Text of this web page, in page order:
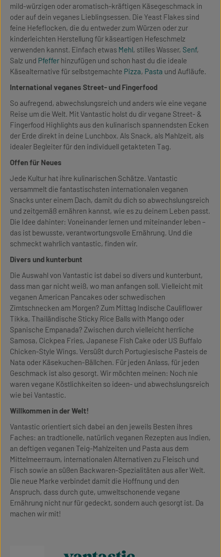
mild-würzigen oder aromatisch-kräftigen Käsegeschmack in
oder auf dein veganes Lieblingsessen. Die Yeast Flakes sind
feine Hefeflocken, die du entweder zum Würzen oder zur
kinderleichten Herstellung für käseartigen Hefeschmelz
verwenden kannst. Einfach etwas Mehl, stilles Wasser, Senf,
Salz und Pfeffer hinzufügen und schon hast du die ideale
Käsealternative für selbstgemachte Pizza, Pasta und Aufläufe.
International veganes Street- und Fingerfood
So aufregend, abwechslungsreich und anders wie eine vegane
Reise um die Welt. Mit Vantastic holst du dir vegane Street- &
Fingerfood Highlights aus den kulinarisch spannendsten Ecken
der Erde direkt in deine Lunchbox. Als Snack, als Mahlzeit, als
idealer Begleiter für den individuell getakteten Tag.
Offen für Neues
Jede Kultur hat ihre kulinarischen Schätze. Vantastic
versammelt die fantastischsten internationalen veganen
Snacks unter einem Dach, damit du dich so abwechslungsreich
und zeitgemäß ernähren kannst, wie es zu deinem Leben passt.
Die Idee dahinter: Voneinander lernen und miteinander leben –
das ist bewusste, verantwortungsvolle Ernährung. Und die
schmeckt wahrlich vantastic, finden wir.
Divers und kunterbunt
Die Auswahl von Vantastic ist dabei so divers und kunterbunt,
dass man gar nicht weiß, wo man anfangen soll. Vielleicht mit
veganen American Pancakes oder schwedischen
Zimtschnecken am Morgen? Zum Mittag Indische Cauliflower
Tikka, Thailändische Sticky Rice Balls with Mango oder
Spanische Empanada? Zwischen durch vielleicht herrliche
Samosa, Cickpea Fries, Japanese Fish Cake oder US Buffalo
Chicken-Style Wings. Versüßt durch Portugiesische Pasteis de
Nata oder Käsekuchen-Bällchen. Für jeden Anlass, für jeden
Geschmack ist also gesorgt. Wir möchten meinen: Noch nie
waren vegane Köstlichkeiten so ideen- und abwechslungsreich
wie bei Vantastic.
Willkommen in der Welt!
Vantastic orientiert sich dabei an den jeweils Besten ihres
Faches: an tradtionelle, natürlich veganen Rezepten aus Indien,
an deftigen veganen Teig-Mahlzeiten und Pasta aus dem
Mittelmeerraum, internationalen Alternativen zu Fleisch und
Fisch sowie an süßen Backwaren-Spezialitäten aus aller Welt.
Die neue Marke verbindet damit die Hoffnung und den
Anspruch, dass durch gute, umweltschonende vegane
Ernährung nicht nur für gedeckt, sondern auch gesorgt ist. Da
machen wir mit!